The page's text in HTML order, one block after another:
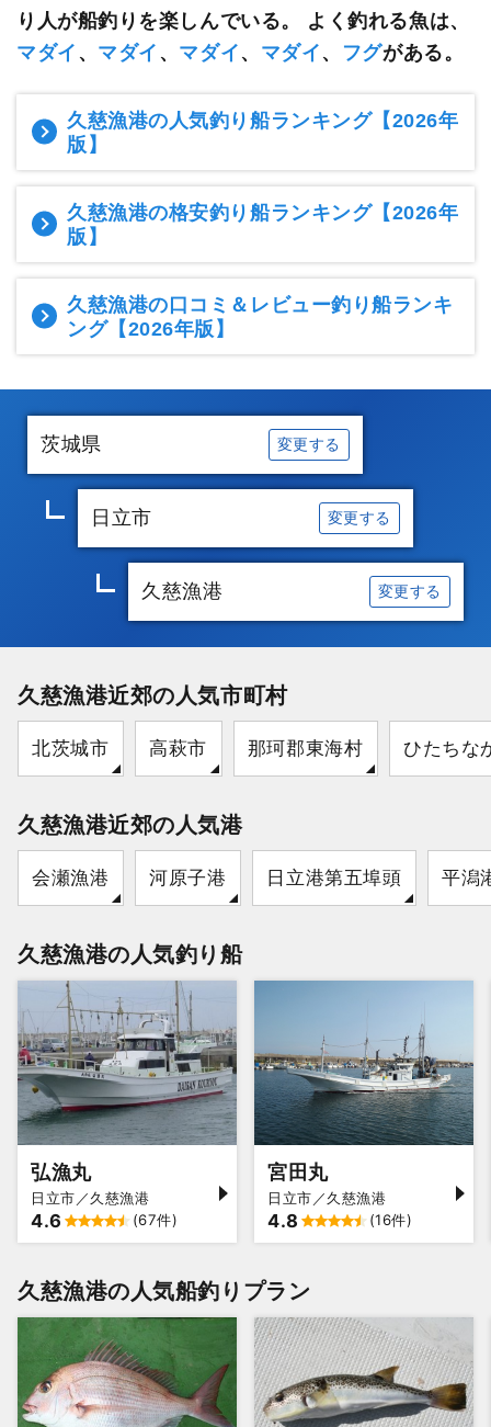
り人が船釣りを楽しんでいる。 よく釣れる魚は、
マダイ 、 マダイ 、 マダイ、 マダイ、 フグがある。
久慈漁港の人気釣り船ランキング【2026年
版】
久慈漁港の格安釣り船ランキング【2026年
版】
久慈漁港の口コミ＆レビュー釣り船ランキ
ング【2026年版】
茨城県 変更する
日立市 変更する
久慈漁港 変更する
久慈漁港近郊の人気市町村
北茨城市 高萩市 那珂郡東海村 ひたちな
久慈漁港近郊の人気港
会瀬漁港 河原子港 日立港第五埠頭 平潟
久慈漁港の人気釣り船
弘漁丸
日立市／久慈漁港
4.6 (67件)
宮田丸
日立市／久慈漁港
4.8 (16件)
久慈漁港の人気船釣りプラン